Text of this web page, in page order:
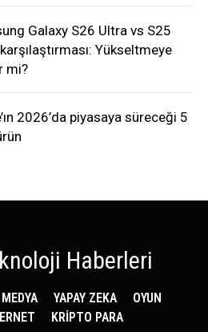
Galaxy S26 Ultra vs S25
Yükseltmeye
mi?
2026’da piyasaya süreceği 5
Haberleri
YAPAY ZEKA
OYUN
KRİPTO PARA